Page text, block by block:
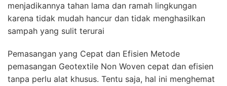
menjadikannya tahan lama dan ramah lingkungan
karena tidak mudah hancur dan tidak menghasilkan
sampah yang sulit terurai
Pemasangan yang Cepat dan Efisien Metode
pemasangan Geotextile Non Woven cepat dan efisien
tanpa perlu alat khusus. Tentu saja, hal ini menghemat